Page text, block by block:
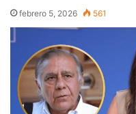
febrero 5, 2026 561